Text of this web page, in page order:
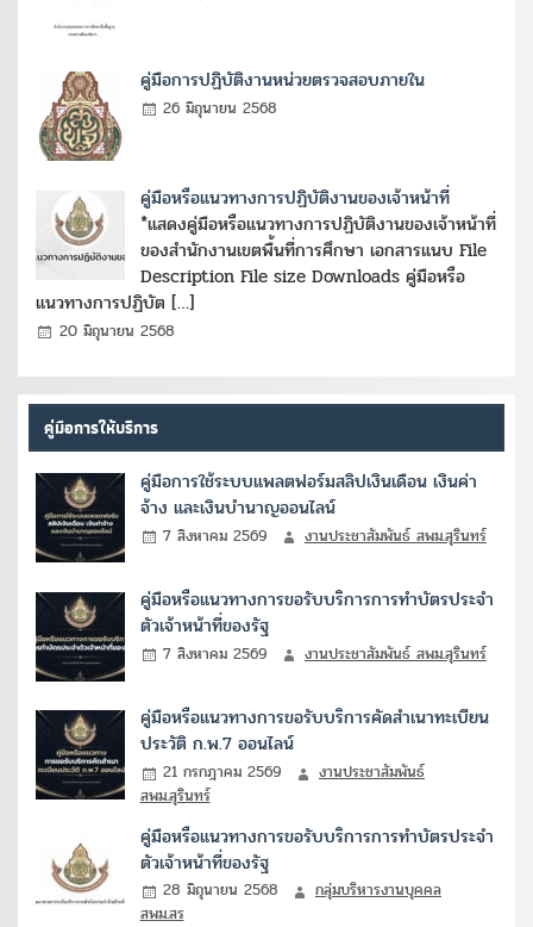
คู่มือการปฏิบัติงานหน่วยตรวจสอบภายใน
26 มิถุนายน 2568
คู่มือหรือแนวทางการปฏิบัติงานของเจ้าหน้าที่
*แสดงคู่มือหรือแนวทางการปฏิบัติงานของเจ้าหน้าที่
ของสำนักงานเขตพื้นที่การศึกษา เอกสารแนบ File
Description File size Downloads คู่มือหรือ
แนวทางการปฏิบัต […]
20 มิถุนายน 2568
คู่มือการให้บริการ
คู่มือการใช้ระบบแพลตฟอร์มสลิปเงินเดือน เงินค่า
จ้าง และเงินบำนาญออนไลน์
7 สิงหาคม 2569 งานประชาสัมพันธ์ สพม.สุรินทร์
คู่มือหรือแนวทางการขอรับบริการการทำบัตรประจำ
ตัวเจ้าหน้าที่ของรัฐ
7 สิงหาคม 2569 งานประชาสัมพันธ์ สพม.สุรินทร์
คู่มือหรือแนวทางการขอรับบริการคัดสำเนาทะเบียน
ประวัติ ก.พ.7 ออนไลน์
21 กรกฎาคม 2569
งานประชาสัมพันธ์
สพม.สุรินทร์
คู่มือหรือแนวทางการขอรับบริการการทำบัตรประจำ
ตัวเจ้าหน้าที่ของรัฐ
28 มิถุนายน 2568
กลุ่มบริหารงานบุคคล
สพม.สร